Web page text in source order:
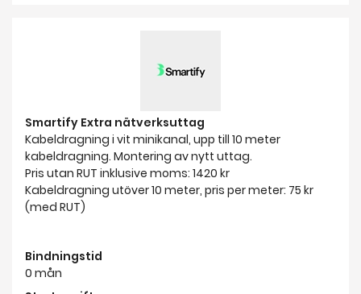
Smartify Extra nätverksuttag
Kabeldragning i vit minikanal, upp till 10 meter
kabeldragning. Montering av nytt uttag.
Pris utan RUT inklusive moms: 1420 kr
Kabeldragning utöver 10 meter, pris per meter: 75 kr
(med RUT)
Bindningstid
0 mån